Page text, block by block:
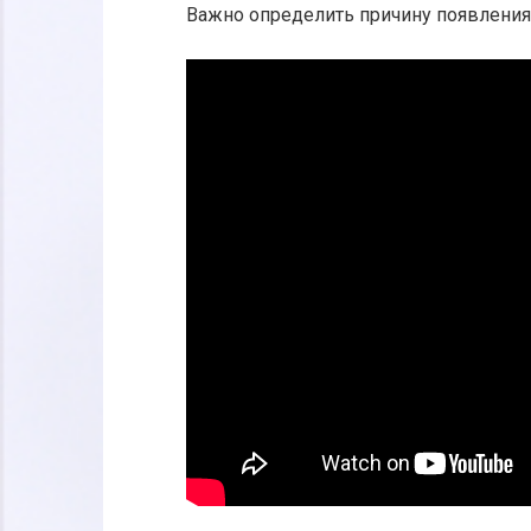
Важно определить причину появления